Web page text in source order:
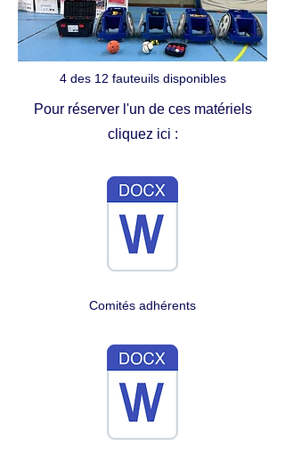
4 des 12 fauteuils disponibles
Pour réserver l'un de ces matériels
cliquez ici :
Comités adhérents